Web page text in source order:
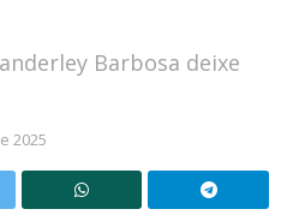
Barbosa deixe
2025